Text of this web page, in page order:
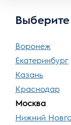
Воронеж
Екатеринбург
Казань
Краснодар
Москва
Нижний